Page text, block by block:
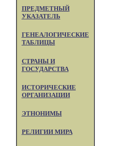
ПРЕДМЕТНЫЙ
УКАЗАТЕЛЬ
ГЕНЕАЛОГИЧЕСКИЕ
ТАБЛИЦЫ
СТРАНЫ И
ГОСУДАРСТВА
ИСТОРИЧЕСКИЕ
ОРГАНИЗАЦИИ
ЭТНОНИМЫ
РЕЛИГИИ МИРА